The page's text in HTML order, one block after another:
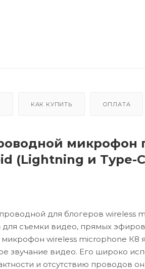
КАК КУПИТЬ ОПЛАТА
микрофон
(Lightning и Type-
для блогеров wireless
съемки видео, прямых эфиров
wireless microphone К8
звучание видео. Его широко
и отсутствию проводов